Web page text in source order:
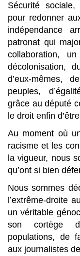
Sécurité sociale,
pour redonner
indépendance
patronat qui
collaboration,
décolonisation,
d’eux-mêmes,
peuples,
grâce au député
le droit enfin
Au moment où
racisme et les
la vigueur, nous
qu’ont si bien
Nous sommes
l’extrême-droite
un véritable
son cortège
populations, de
aux journalistes